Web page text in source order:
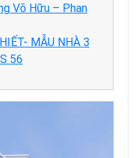
Võ Hữu – Phan
MẪU NHÀ 3
56